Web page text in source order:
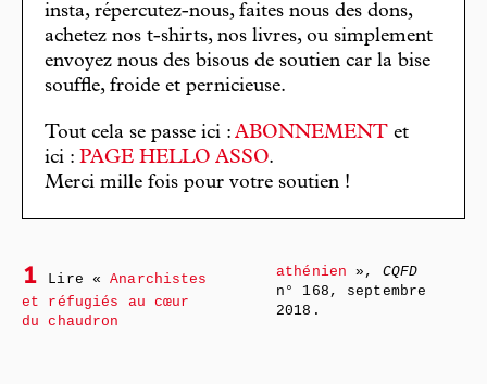
insta, répercutez-nous, faites nous des dons,
achetez nos t-shirts, nos livres, ou simplement
envoyez nous des bisous de soutien car la bise
souffle, froide et pernicieuse.
Tout cela se passe ici : ABONNEMENT et
ici : PAGE HELLO ASSO.
Merci mille fois pour votre soutien !
1 Lire «Anarchistes
et réfugiés au cœur
du chaudron
athénien », CQFD
n° 168, septembre
2018.